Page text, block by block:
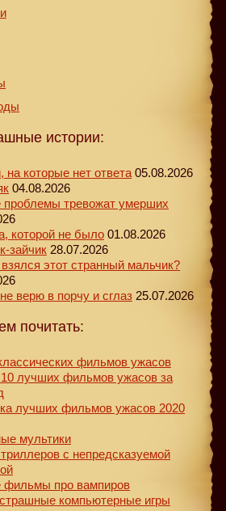
истории:
на которые нет ответа 05.08.2026
04.08.2026
тревожат умерших
которой не было 01.08.2026
зайчик 28.07.2026
этот странный мальчик?
верю в порчу и сглаз 25.07.2026
почитать:
фильмов ужасов
лучших фильмов ужасов за
лучших фильмов ужасов 2020
мультики
с непредсказуемой
про вампиров
компьютерные игры